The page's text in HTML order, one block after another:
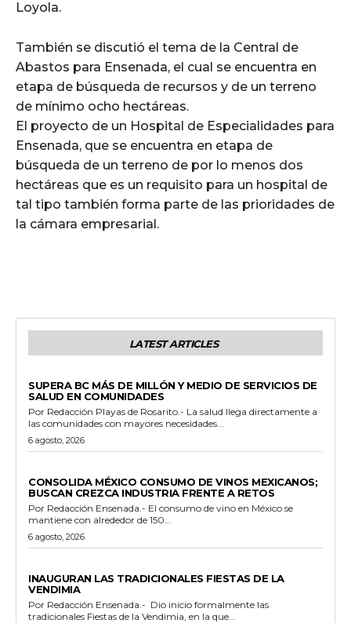
Loyola.
También se discutió el tema de la Central de
Abastos para Ensenada, el cual se encuentra en
etapa de búsqueda de recursos y de un terreno
de mínimo ocho hectáreas.
El proyecto de un Hospital de Especialidades para
Ensenada, que se encuentra en etapa de
búsqueda de un terreno de por lo menos dos
hectáreas que es un requisito para un hospital de
tal tipo también forma parte de las prioridades de
la cámara empresarial.
LATEST ARTICLES
SUPERA BC MÁS DE MILLÓN Y MEDIO DE SERVICIOS DE
SALUD EN COMUNIDADES
Por Redacción Playas de Rosarito.- La salud llega directamente a
las comunidades con mayores necesidades...
6 agosto, 2026
CONSOLIDA MÉXICO CONSUMO DE VINOS MEXICANOS;
BUSCAN CREZCA INDUSTRIA FRENTE A RETOS
Por Redacción Ensenada.- El consumo de vino en México se
mantiene con alrededor de 150...
6 agosto, 2026
INAUGURAN LAS TRADICIONALES FIESTAS DE LA
VENDIMIA
Por Redacción Ensenada.- Dio inicio formalmente las
tradicionales Fiestas de la Vendimia, en la que...